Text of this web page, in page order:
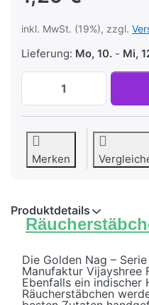
inkl. MwSt. (19%), zzgl.
Lieferung: Mo, 10. - Mi,
Merken
Produktdetails
Die Golden Nag –
Manufaktur Vijayshree
Ebenfalls ein indischer
Räucherstäbchen